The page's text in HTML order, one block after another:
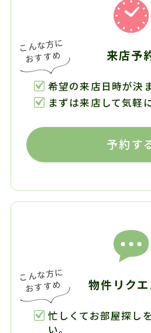
来店予
希望の来店日時が決
まずは来店して気軽
予約す
物件リク
忙しくてお部屋探し
い。